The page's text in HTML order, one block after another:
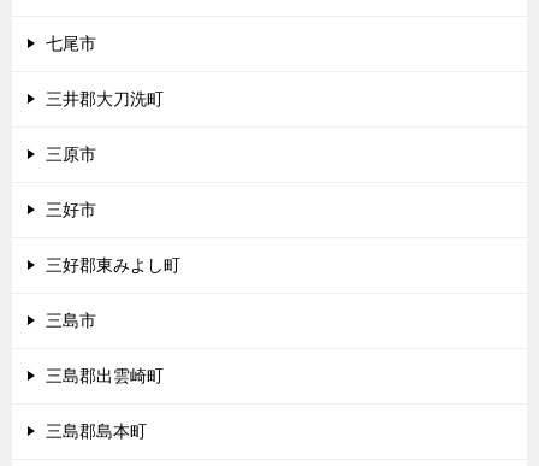
七尾市
三井郡大刀洗町
三原市
三好市
三好郡東みよし町
三島市
三島郡出雲崎町
三島郡島本町